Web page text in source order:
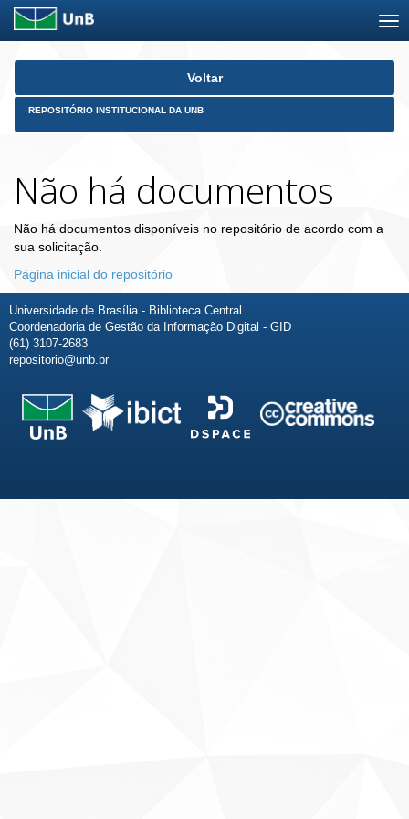
Skip
Voltar
REPOSITÓRIO INSTITUCIONAL DA UNB
Não há documentos
Não há documentos disponíveis no repositório de acordo com a
sua solicitação.
Página inicial do repositório
Universidade de Brasília - Biblioteca Central
Coordenadoria de Gestão da Informação Digital - GID
(61) 3107-2683
repositorio@unb.br